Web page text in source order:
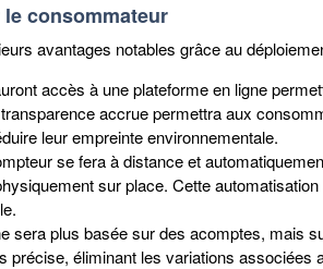
consommateur
avantages notables grâce au
accès à une plateforme en ligne
accrue permettra aux
leur empreinte environnementale.
se fera à distance et
sur place. Cette
sera plus basée sur des acomptes, mais
précise, éliminant les variations associées